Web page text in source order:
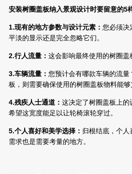
安装树圈盖板纳入景观设计时要留意的5
1.现有的地方参数与设计元素： 您必须决
平淡的显示还是完全忽略它们。
2.行人流量： 这会影响最终使用的树圈盖
3.车辆流量： 您预计会有哪款车辆的流
板，则需要确保使用的树圈盖板物料能够
4.残疾人士通道： 这决定了树圈盖板上
希望这宽度能足以让轮椅滚轮穿过。
5.个人喜好和美学选择： 归根结底，个
需求也是需要考量的地方。